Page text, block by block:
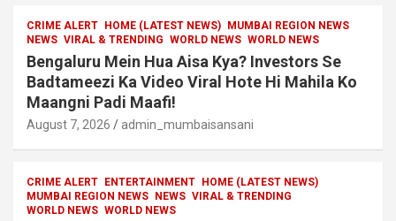
CRIME ALERT HOME (LATEST NEWS) MUMBAI REGION NEWS
NEWS VIRAL & TRENDING WORLD NEWS WORLD NEWS
Bengaluru Mein Hua Aisa Kya? Investors Se
Badtameezi Ka Video Viral Hote Hi Mahila Ko
Maangni Padi Maafi!
August 7, 2026 admin_mumbaisansani
CRIME ALERT ENTERTAINMENT HOME (LATEST NEWS)
MUMBAI REGION NEWS NEWS VIRAL & TRENDING
WORLD NEWS WORLD NEWS